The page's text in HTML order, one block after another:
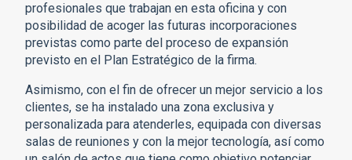
profesionales que trabajan en esta oficina y con
posibilidad de acoger las futuras incorporaciones
previstas como parte del proceso de expansión
previsto en el Plan Estratégico de la firma.
Asimismo, con el fin de ofrecer un mejor servicio a los
clientes, se ha instalado una zona exclusiva y
personalizada para atenderles, equipada con diversas
salas de reuniones y con la mejor tecnología, así como